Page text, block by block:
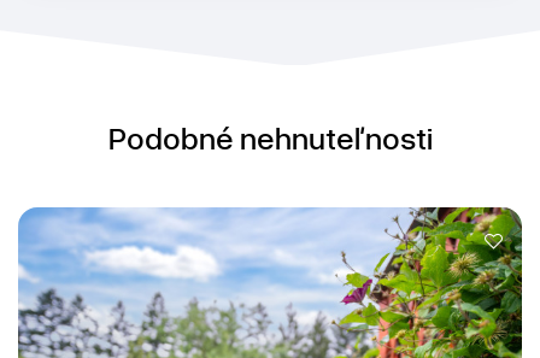
Podobné nehnuteľnosti